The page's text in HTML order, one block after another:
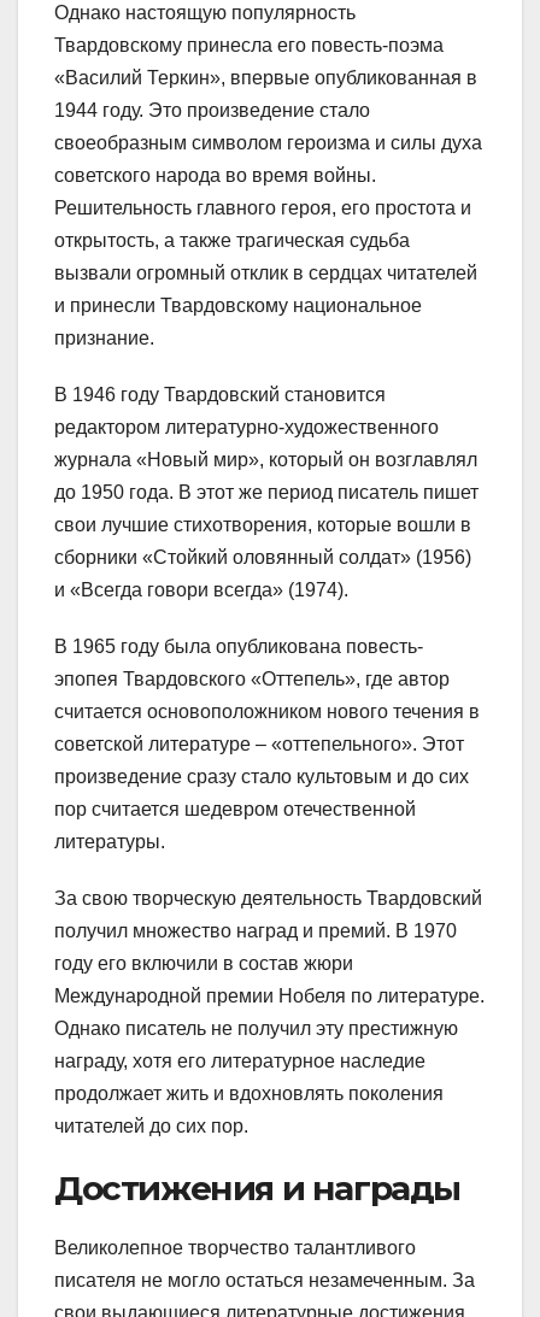
Однако настоящую популярность
Твардовскому принесла его повесть-поэма
«Василий Теркин», впервые опубликованная в
1944 году. Это произведение стало
своеобразным символом героизма и силы духа
советского народа во время войны.
Решительность главного героя, его простота и
открытость, а также трагическая судьба
вызвали огромный отклик в сердцах читателей
и принесли Твардовскому национальное
признание.
В 1946 году Твардовский становится
редактором литературно-художественного
журнала «Новый мир», который он возглавлял
до 1950 года. В этот же период писатель пишет
свои лучшие стихотворения, которые вошли в
сборники «Стойкий оловянный солдат» (1956)
и «Всегда говори всегда» (1974).
В 1965 году была опубликована повесть-
эпопея Твардовского «Оттепель», где автор
считается основоположником нового течения в
советской литературе – «оттепельного». Этот
произведение сразу стало культовым и до сих
пор считается шедевром отечественной
литературы.
За свою творческую деятельность Твардовский
получил множество наград и премий. В 1970
году его включили в состав жюри
Международной премии Нобеля по литературе.
Однако писатель не получил эту престижную
награду, хотя его литературное наследие
продолжает жить и вдохновлять поколения
читателей до сих пор.
Достижения и награды
Великолепное творчество талантливого
писателя не могло остаться незамеченным. За
свои выдающиеся литературные достижения